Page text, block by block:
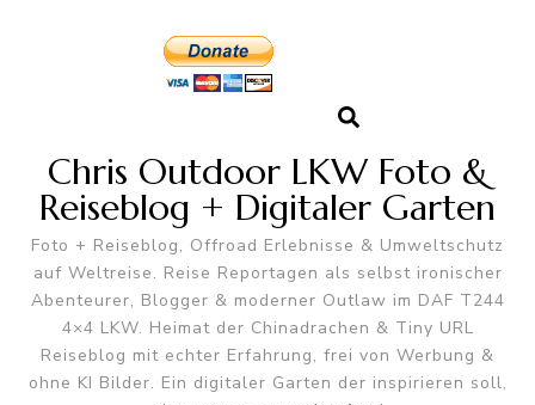
Chris Outdoor LKW Foto &
Reiseblog + Digitaler Garten
Foto + Reiseblog, Offroad Erlebnisse & Umweltschutz
auf Weltreise. Reise Reportagen als selbst ironischer
Abenteurer, Blogger & moderner Outlaw im DAF T244
4×4 LKW. Heimat der Chinadrachen & Tiny URL
Reiseblog mit echter Erfahrung, frei von Werbung &
ohne KI Bilder. Ein digitaler Garten der inspirieren soll,